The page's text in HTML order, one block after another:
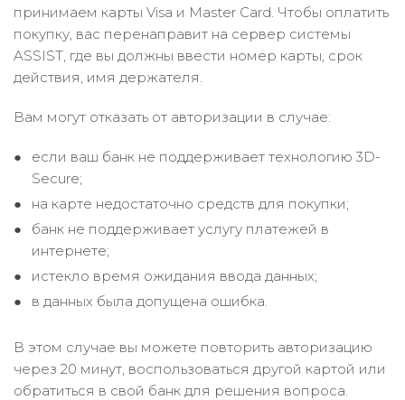
принимаем карты Visa и Master Card. Чтобы оплатить
покупку, вас перенаправит на сервер системы
ASSIST, где вы должны ввести номер карты, срок
действия, имя держателя.
Вам могут отказать от авторизации в случае:
если ваш банк не поддерживает технологию 3D-
Secure;
на карте недостаточно средств для покупки;
банк не поддерживает услугу платежей в
интернете;
истекло время ожидания ввода данных;
в данных была допущена ошибка.
В этом случае вы можете повторить авторизацию
через 20 минут, воспользоваться другой картой или
обратиться в свой банк для решения вопроса.